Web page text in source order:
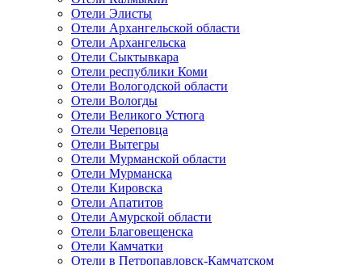
Отели Элисты
Отели Архангельской области
Отели Архангельска
Отели Сыктывкара
Отели республики Коми
Отели Вологодской области
Отели Вологды
Отели Великого Устюга
Отели Череповца
Отели Вытегры
Отели Мурманской области
Отели Мурманска
Отели Кировска
Отели Апатитов
Отели Амурской области
Отели Благовещенска
Отели Камчатки
Отели в Петропавловск-Камчатском